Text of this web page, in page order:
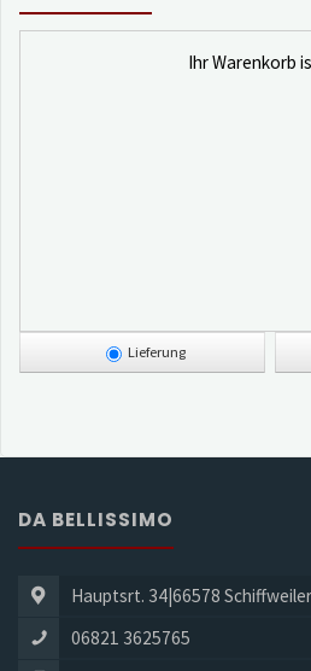
Ihr Warenkorb
Lieferung
DA BELLISSIMO
Hauptsrt. 34|66578 Schiffweiler
06821 3625765